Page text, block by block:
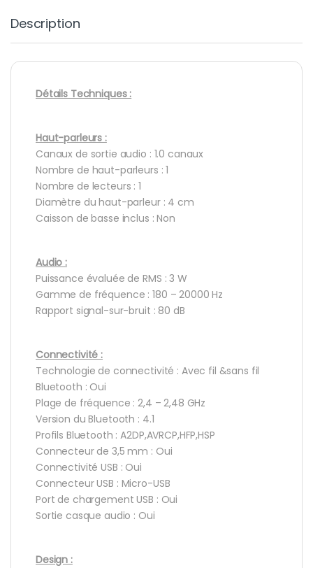
Description
Détails Techniques :
Haut-parleurs :
Canaux de sortie audio : 1.0 canaux
Nombre de haut-parleurs : 1
Nombre de lecteurs : 1
Diamètre du haut-parleur : 4 cm
Caisson de basse inclus : Non
Audio :
Puissance évaluée de RMS : 3 W
Gamme de fréquence : 180 – 20000 Hz
Rapport signal-sur-bruit : 80 dB
Connectivité :
Technologie de connectivité : Avec fil &sans fil
Bluetooth : Oui
Plage de fréquence : 2,4 – 2,48 GHz
Version du Bluetooth : 4.1
Profils Bluetooth : A2DP,AVRCP,HFP,HSP
Connecteur de 3,5 mm : Oui
Connectivité USB : Oui
Connecteur USB : Micro-USB
Port de chargement USB : Oui
Sortie casque audio : Oui
Design :